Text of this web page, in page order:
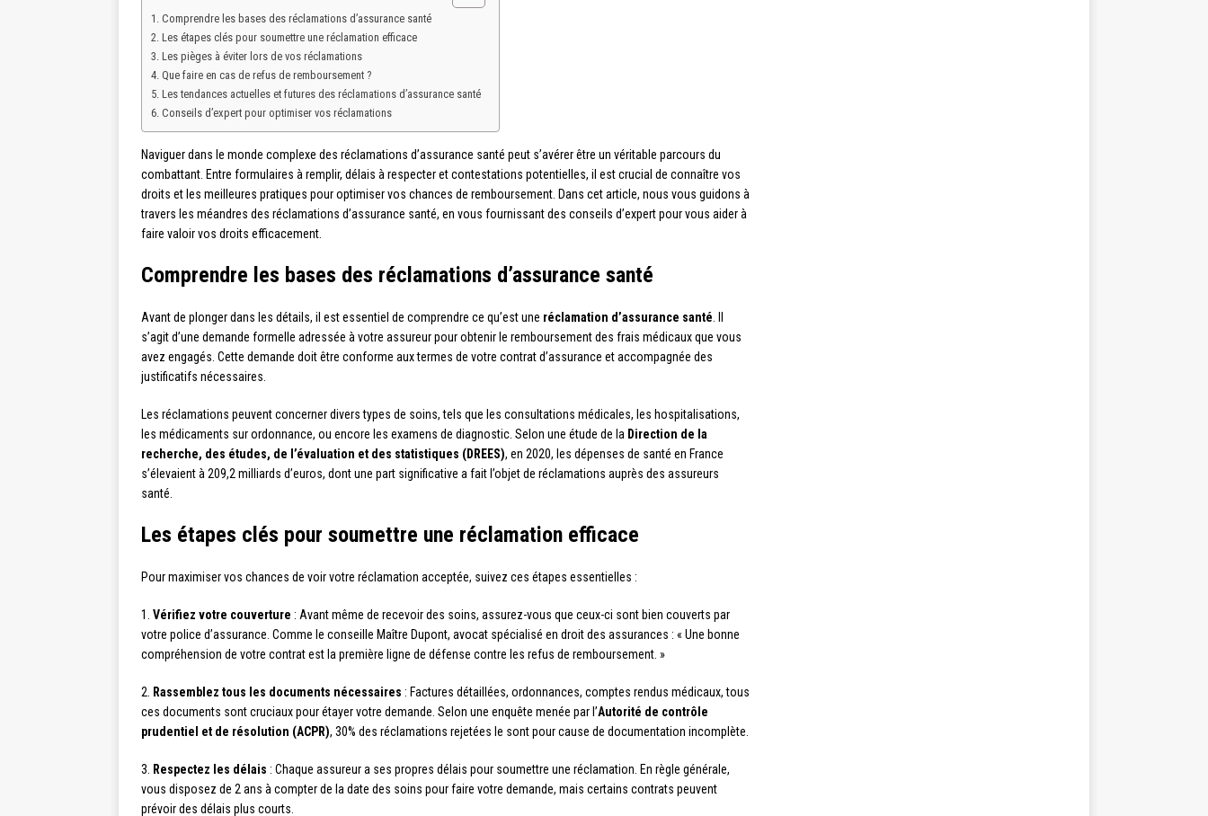
Comprendre les bases des réclamations d’assurance santé
Les étapes clés pour soumettre une réclamation efficace
Les pièges à éviter lors de vos réclamations
Que faire en cas de refus de remboursement ?
Les tendances actuelles et futures des réclamations d’assurance santé
Conseils d’expert pour optimiser vos réclamations
Naviguer dans le monde complexe des réclamations d’assurance santé peut s’avérer être un véritable parcours du
combattant. Entre formulaires à remplir, délais à respecter et contestations potentielles, il est crucial de connaître vos
droits et les meilleures pratiques pour optimiser vos chances de remboursement. Dans cet article, nous vous guidons à
travers les méandres des réclamations d’assurance santé, en vous fournissant des conseils d’expert pour vous aider à
faire valoir vos droits efficacement.
Comprendre les bases des réclamations d’assurance santé
Avant de plonger dans les détails, il est essentiel de comprendre ce qu’est une réclamation d’assurance santé
s’agit d’une demande formelle adressée à votre assureur pour obtenir le remboursement des frais médicaux que vous
avez engagés. Cette demande doit être conforme aux termes de votre contrat d’assurance et accompagnée des
justificatifs nécessaires.
Les réclamations peuvent concerner divers types de soins, tels que les consultations médicales, les hospitalisations,
les médicaments sur ordonnance, ou encore les examens de diagnostic. Selon une étude de la Direction de la
recherche, des études, de l’évaluation et des statistiques (DREES), en 2020, les dépenses de santé en France
s’élevaient à 209,2 milliards d’euros, dont une part significative a fait l’objet de réclamations auprès des assureurs
santé.
Les étapes clés pour soumettre une réclamation efficace
Pour maximiser vos chances de voir votre réclamation acceptée, suivez ces étapes essentielles :
1. Vérifiez votre couverture : Avant même de recevoir des soins, assurez-vous que ceux-ci sont bien couverts par
votre police d’assurance. Comme le conseille Maître Dupont, avocat spécialisé en droit des assurances : « Une bonne
compréhension de votre contrat est la première ligne de défense contre les refus de remboursement. »
2. Rassemblez tous les documents nécessaires : Factures détaillées, ordonnances, comptes rendus médicaux, tous
ces documents sont cruciaux pour étayer votre demande. Selon une enquête menée par l’Autorité de contrôle
prudentiel et de résolution (ACPR), 30% des réclamations rejetées le sont pour cause de documentation incomplète.
3. Respectez les délais : Chaque assureur a ses propres délais pour soumettre une réclamation. En règle générale,
vous disposez de 2 ans à compter de la date des soins pour faire votre demande, mais certains contrats peuvent
prévoir des délais plus courts.